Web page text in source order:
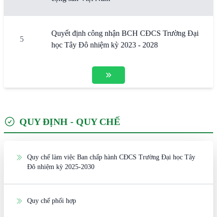
5
Quyết định công nhận BCH CĐCS Trường Đại
học Tây Đô nhiệm kỳ 2023 - 2028
QUY ĐỊNH - QUY CHẾ
Quy chế làm việc Ban chấp hành CĐCS Trường Đại học Tây
Đô nhiệm kỳ 2025-2030
Quy chế phối hợp